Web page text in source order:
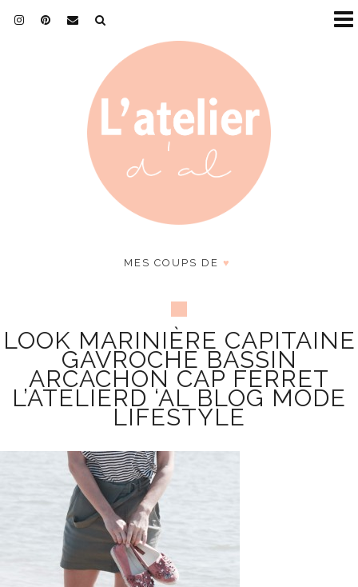
MES COUPS DE ♥
LOOK MARINIÈRE CAPITAINE
GAVROCHE BASSIN
ARCACHON CAP FERRET
L’ATELIERD ‘AL BLOG MODE
LIFESTYLE